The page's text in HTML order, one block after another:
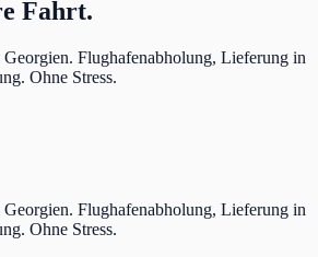
Fahrt.
Flughafenabholung, Lieferung in
Ohne Stress.
Flughafenabholung, Lieferung in
Ohne Stress.